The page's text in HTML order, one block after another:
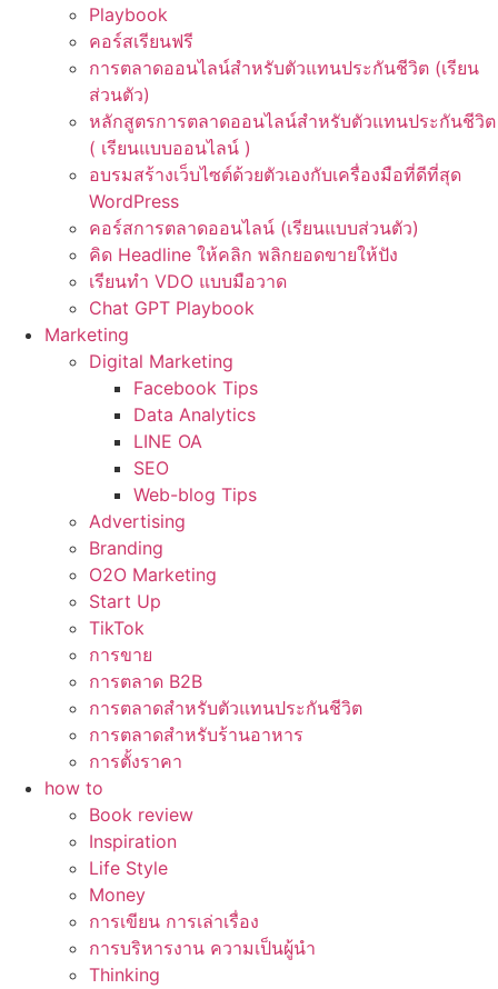
Playbook
คอร์สเรียนฟรี
การตลาดออนไลน์สำหรับตัวแทนประกันชีวิต (เรียน
ส่วนตัว)
หลักสูตรการตลาดออนไลน์สำหรับตัวแทนประกันชีวิต
( เรียนแบบออนไลน์ )
อบรมสร้างเว็บไซต์ด้วยตัวเองกับเครื่องมือที่ดีที่สุด
WordPress
คอร์สการตลาดออนไลน์ (เรียนแบบส่วนตัว)
คิด Headline ให้คลิก พลิกยอดขายให้ปัง
เรียนทำ VDO แบบมือวาด
Chat GPT Playbook
Marketing
Digital Marketing
Facebook Tips
Data Analytics
LINE OA
SEO
Web-blog Tips
Advertising
Branding
O2O Marketing
Start Up
TikTok
การขาย
การตลาด B2B
การตลาดสำหรับตัวแทนประกันชีวิต
การตลาดสำหรับร้านอาหาร
การตั้งราคา
how to
Book review
Inspiration
Life Style
Money
การเขียน การเล่าเรื่อง
การบริหารงาน ความเป็นผู้นำ
Thinking